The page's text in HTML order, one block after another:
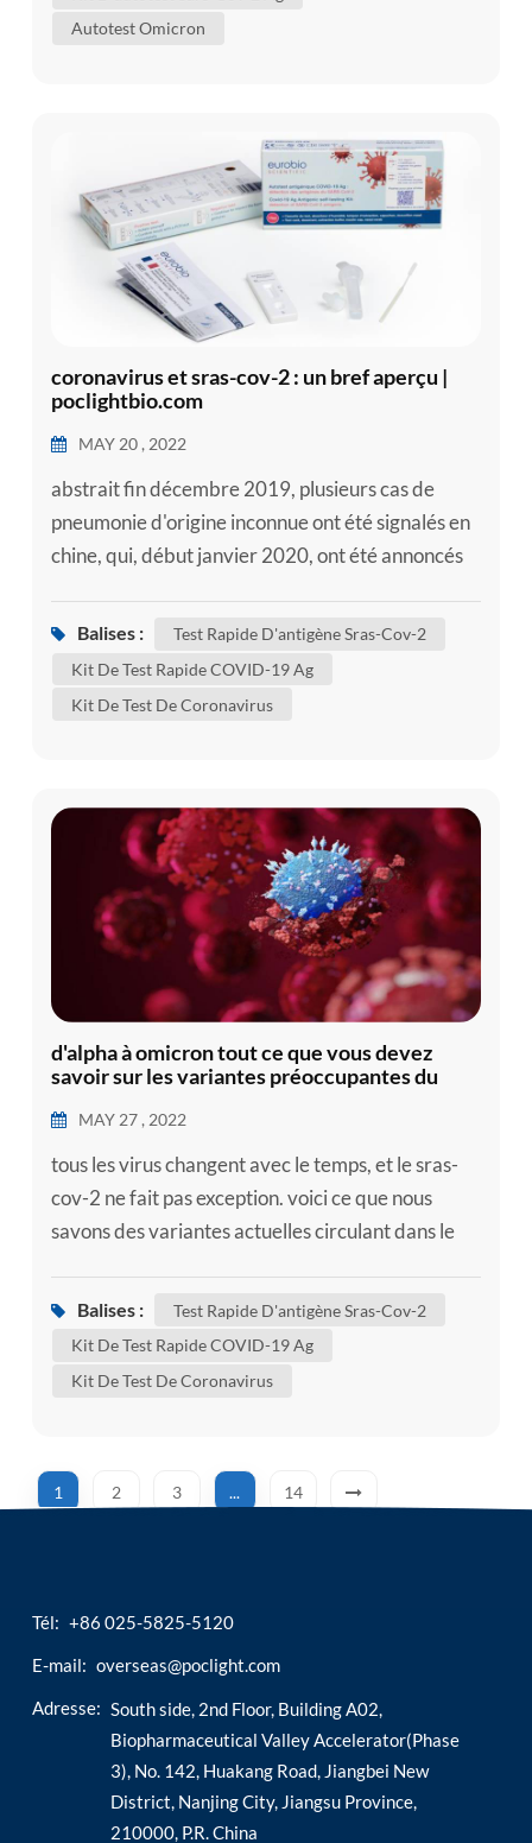
Autotest Omicron
coronavirus et sras-cov-2 : un bref aperçu |
poclightbio.com
MAY 20 , 2022
abstrait fin décembre 2019, plusieurs cas de
pneumonie d'origine inconnue ont été signalés en
chine, qui, début janvier 2020, ont été annoncés
le virus a ensuite été dénommé syndrome
Balises :
Test Rapide D'antigène Sras-Cov-2
Kit De Test Rapide COVID-19 Ag
Kit De Test De Coronavirus
d'alpha à omicron tout ce que vous devez
savoir sur les variantes préoccupantes du
MAY 27 , 2022
tous les virus changent avec le temps, et le sras-
cov-2 ne fait pas exception. voici ce que nous
savons des variantes actuelles circulant dans le
pouvez utiliser le kit d'autotest , comme notre kit
Balises :
Test Rapide D'antigène Sras-Cov-2
Kit De Test Rapide COVID-19 Ag
Kit De Test De Coronavirus
1 2 3 ... 14
Tél: +86 025-5825-5120
E-mail: overseas@poclight.com
Adresse: South side, 2nd Floor, Building A02,
Biopharmaceutical Valley Accelerator(Phase
3), No. 142, Huakang Road, Jiangbei New
District, Nanjing City, Jiangsu Province,
210000, P.R. China